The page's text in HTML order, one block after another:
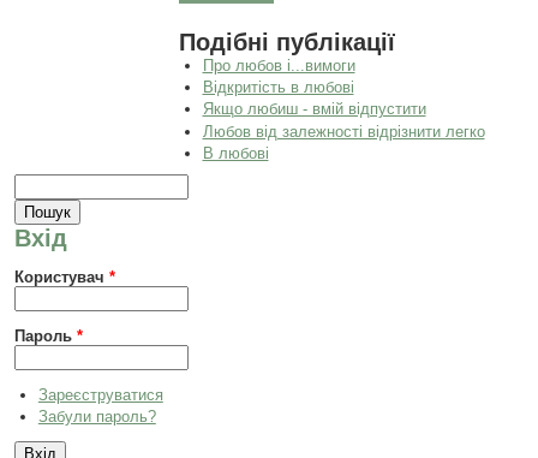
Подібні публікації
Про любов і...вимоги
Відкритість в любові
Якщо любиш - вмій відпустити
Любов від залежності відрізнити легко
В любові
Вхід
Користувач*
Пароль*
Зареєструватися
Забули пароль?